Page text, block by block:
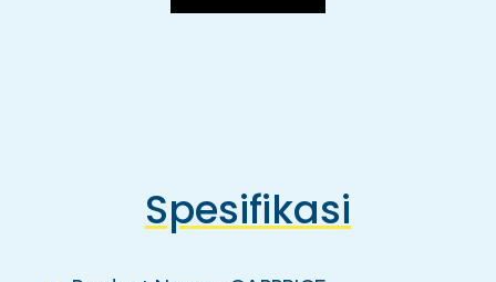
Spesifikasi